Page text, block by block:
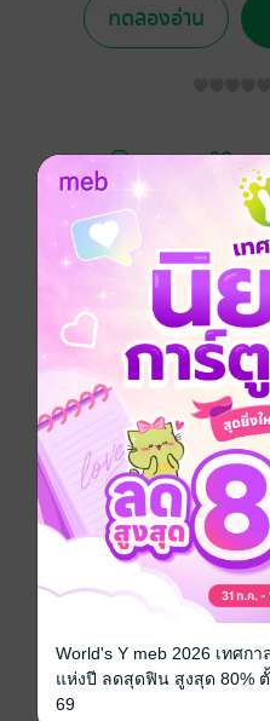
ทดลองอ่าน
อยากได้ ซื้อเป็นของขวัญ
2 Become 1
#เจมีไนน์โฟร์ท กับความน่า
บนปก RABENDA ISSUE
ประเภทไฟล์
วันที่วางขาย
ความยาว
ราคาปก
ฉบับย้อนหลัง
World's Y meb 2026 เทศก
แห่งปี ลดสุดฟิน สูงสุด 80%
69